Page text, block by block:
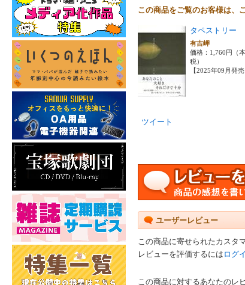
この商品をご覧のお客様は、
タペストリー
有吉岬
価格：1,760円（
税）
【2025年09月発売
ツイート
ユーザーレビュー
この商品に寄せられたカスタ
レビューを評価するには ログ
この商品に対するあなたのレ